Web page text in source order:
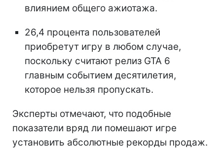
влиянием общего ажиотажа.
26,4 процента пользователей
приобретут игру в любом случае,
поскольку считают релиз GTA 6
главным событием десятилетия,
которое нельзя пропускать.
Эксперты отмечают, что подобные
показатели вряд ли помешают игре
установить абсолютные рекорды продаж.